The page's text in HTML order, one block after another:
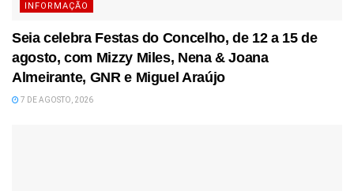
INFORMAÇÃO
Seia celebra Festas do Concelho, de 12 a 15 de
agosto, com Mizzy Miles, Nena & Joana
Almeirante, GNR e Miguel Araújo
7 DE AGOSTO, 2026